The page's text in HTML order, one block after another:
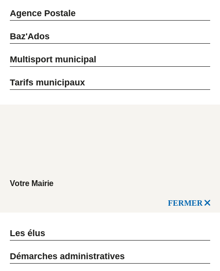
Agence Postale
Baz'Ados
Multisport municipal
Tarifs municipaux
Votre Mairie
FERMER
Les élus
Démarches administratives